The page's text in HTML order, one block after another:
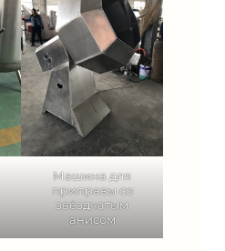
Машина для
приправы со
звёздчатым
анисом